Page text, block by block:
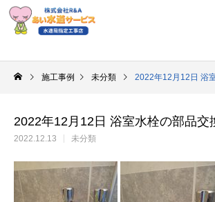
施工事例 未分類 2022年12月12日 浴
2022年12月12日 浴室水栓の部品交
2022.12.13 未分類